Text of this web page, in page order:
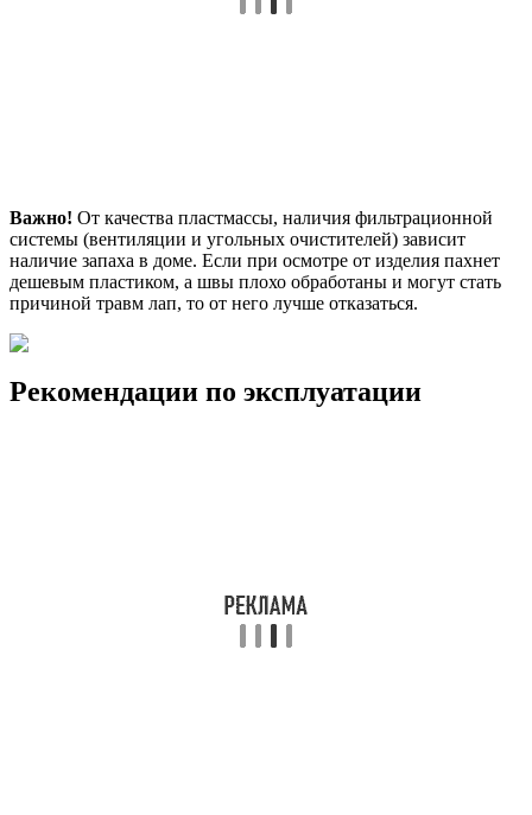
Важно! От качества пластмассы, наличия фильтрационной
системы (вентиляции и угольных очистителей) зависит
наличие запаха в доме. Если при осмотре от изделия пахнет
дешевым пластиком, а швы плохо обработаны и могут стать
причиной травм лап, то от него лучше отказаться.
Рекомендации по эксплуатации